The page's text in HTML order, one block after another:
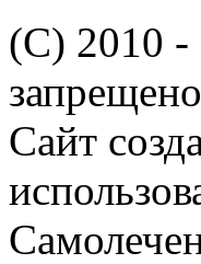
(C) 2010 -
Сайт